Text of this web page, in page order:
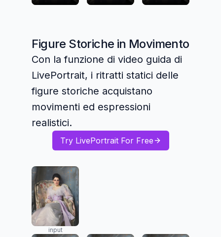
Figure Storiche in Movimento
Con la funzione di video guida di
LivePortrait, i ritratti statici delle
figure storiche acquistano
movimenti ed espressioni
realistici.
Try LivePortrait For Free
input